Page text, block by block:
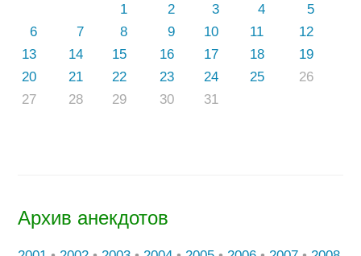
1
2 3 4
5
6
7 8 9 10 11
12
13
14 15 16 17 18
19
20
21 22 23 24 25
26
27
28 29 30 31
Архив анекдотов